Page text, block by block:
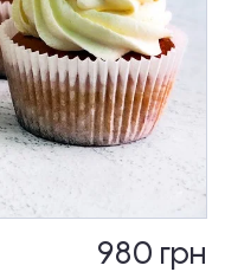
980 грн